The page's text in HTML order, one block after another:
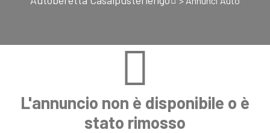
L'annuncio non è disponibile o è
stato rimosso